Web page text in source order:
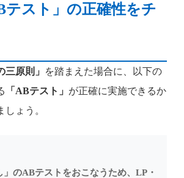
テスト」の正確性をチ
三原則」
を踏まえた場合に、以下の
「ABテスト」 が正確に実施できるか
しょう。
」のABテストをおこなうため、LP・